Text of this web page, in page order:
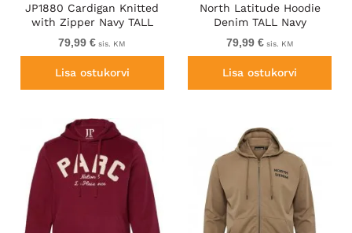
JP1880 Cardigan Knitted
with Zipper Navy TALL
79,99 € sis. KM
Lisa ostukorvi
North Latitude Hoodie
Denim TALL Navy
79,99 €sis. KM
Lisa ostukorvi